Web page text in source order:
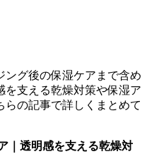
ング後の保湿ケアまで含め
を支える乾燥対策や保湿ア
らの記事で詳しくまとめて
｜透明感を支える乾燥対